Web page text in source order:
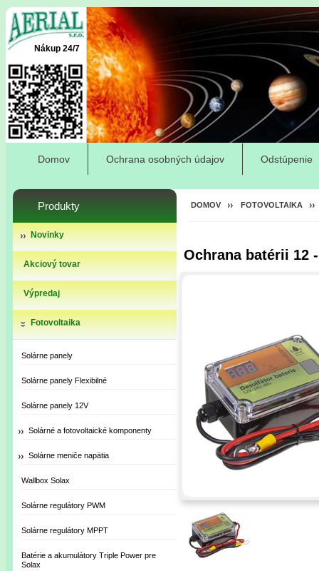
Nákup 24/7
Domov Ochrana osobných údajov Odstúpenie
Produkty
Novinky
Akciový tovar
Výpredaj
Fotovoltaika
Solárne panely
Solárne panely Flexibilné
Solárne panely 12V
Solárné a fotovoltaické komponenty
Solárne meniče napätia
Wallbox Solax
Solárne regulátory PWM
Solárne regulátory MPPT
Batérie a akumulátory Triple Power pre
Solax
DOMOV FOTOVOLTAIKA
Ochrana batérii 12